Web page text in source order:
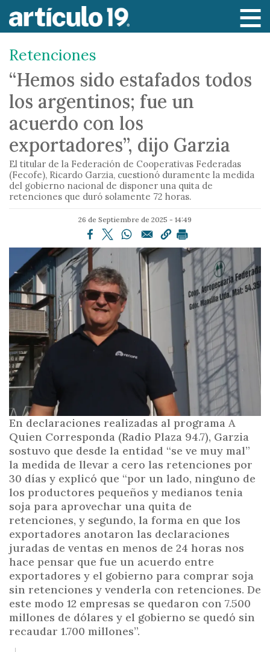
a
o
n
t
e
n
d
p
n
a
Retenciones
“Hemos sido estafados todos
los argentinos; fue un
acuerdo con los
exportadores”, dijo Garzia
El titular de la Federación de Cooperativas Federadas
(Fecofe), Ricardo Garzia, cuestionó duramente la medida
del gobierno nacional de disponer una quita de
retenciones que duró solamente 72 horas.
26 de Septiembre de 2025 - 14:49
En declaraciones realizadas al programa A
Quien Corresponda (Radio Plaza 94.7), Garzia
sostuvo que desde la entidad “se ve muy mal”
la medida de llevar a cero las retenciones por
30 días y explicó que “por un lado, ninguno de
los productores pequeños y medianos tenia
soja para aprovechar una quita de
retenciones, y segundo, la forma en que los
exportadores anotaron las declaraciones
juradas de ventas en menos de 24 horas nos
hace pensar que fue un acuerdo entre
exportadores y el gobierno para comprar soja
sin retenciones y venderla con retenciones. De
este modo 12 empresas se quedaron con 7.500
millones de dólares y el gobierno se quedó sin
recaudar 1.700 millones”.